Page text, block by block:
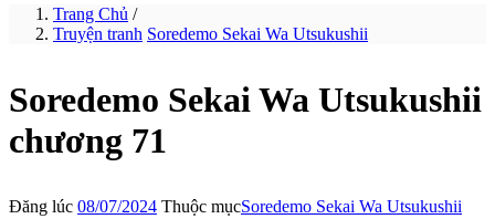
Trang Chủ /
Truyện tranh Soredemo Sekai Wa Utsukushii
Soredemo Sekai Wa Utsukushii
chương 71
Đăng lúc 08/07/2024 Thuộc mụcSoredemo Sekai Wa Utsukushii